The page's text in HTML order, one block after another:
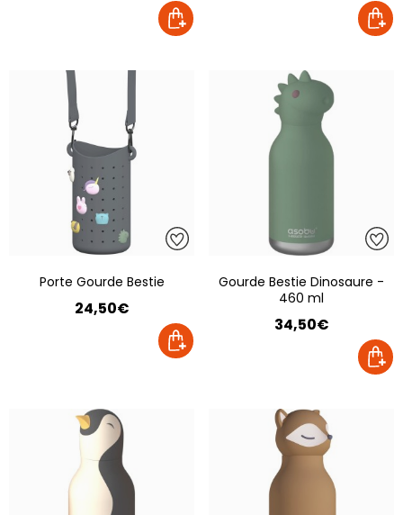
Porte Gourde Bestie
24,50€
Gourde Bestie Dinosaure -
460 ml
34,50€